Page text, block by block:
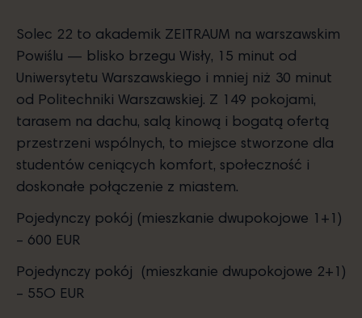
Solec 22 to akademik ZEITRAUM na warszawskim
Powiślu — blisko brzegu Wisły, 15 minut od
Uniwersytetu Warszawskiego i mniej niż 30 minut
od Politechniki Warszawskiej. Z 149 pokojami,
tarasem na dachu, salą kinową i bogatą ofertą
przestrzeni wspólnych, to miejsce stworzone dla
studentów ceniących komfort, społeczność i
doskonałe połączenie z miastem.
Pojedynczy pokój (mieszkanie dwupokojowe 1+1)
– 600 EUR
Pojedynczy pokój (mieszkanie dwupokojowe 2+1)
– 55O EUR